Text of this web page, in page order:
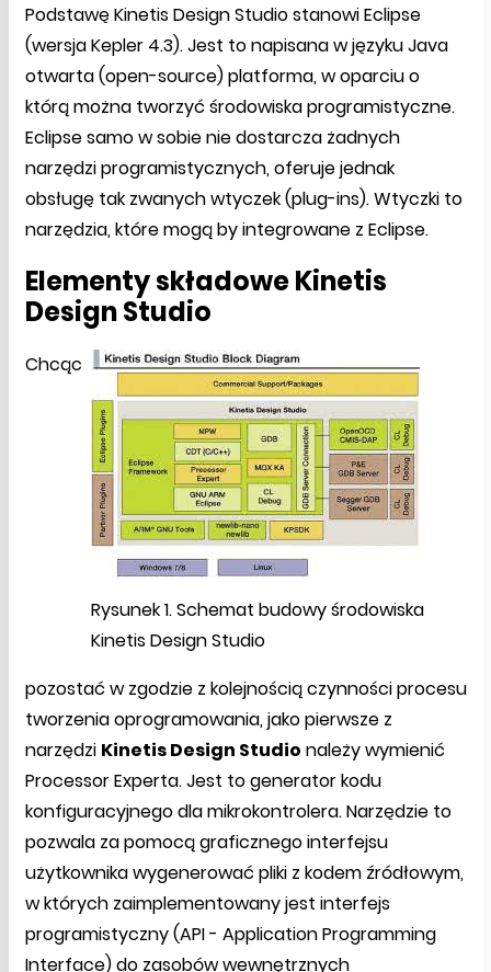
Podstawę Kinetis Design Studio stanowi Eclipse
(wersja Kepler 4.3). Jest to napisana w języku Java
otwarta (open-source) platforma, w oparciu o
którą można tworzyć środowiska programistyczne.
Eclipse samo w sobie nie dostarcza żadnych
narzędzi programistycznych, oferuje jednak
obsługę tak zwanych wtyczek (plug-ins). Wtyczki to
narzędzia, które mogą by integrowane z Eclipse.
Elementy składowe Kinetis
Design Studio
Rysunek 1. Schemat budowy środowiska
Kinetis Design Studio
Chcąc
pozostać w zgodzie z kolejnością czynności procesu
tworzenia oprogramowania, jako pierwsze z
narzędzi Kinetis Design Studio należy wymienić
Processor Experta. Jest to generator kodu
konfiguracyjnego dla mikrokontrolera. Narzędzie to
pozwala za pomocą graficznego interfejsu
użytkownika wygenerować pliki z kodem źródłowym,
w których zaimplementowany jest interfejs
programistyczny (API - Application Programming
Interface) do zasobów wewnętrznych